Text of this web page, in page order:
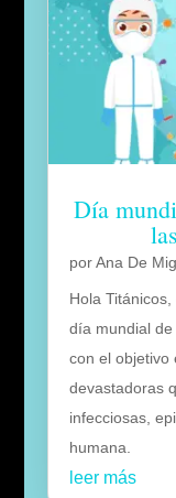
Día
porAna De
Hola
día mundial de
con el objetivo
devastadoras
infecciosas,
humana.
leer más